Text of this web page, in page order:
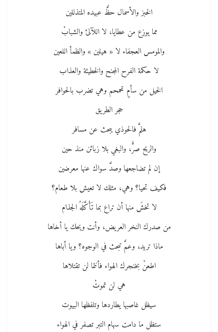
الخبز والأسمال حظُّ عبيده المتذللين
مما يوزع من عطايا، لا اللآلئ والشبابْ
والمومس العجفاء لا « هيلين » والظمأ اللعين
لا حكمة الفرح المجنح والخطيئة والعذاب
الخيل من سأمٍ تحمحم وهي تضرب بالحوافر
حجر الطريق
هلمَّ فالحوذي يبحث عن مسافر
والريح صرٌّ، والبغي بلا زبائن منذ حين
إن لم تضاجعها وصدَّ سواك عنها معرضين
فكيف تحيا؟ وهي، مثلك لا تعيش بلا طعام؟
لا تخشَ منها أن تراع بما تَأَكَّلَهُ الجذام
من صدرك النخر العريض، وأنت ويحك يا أخاها
ماذا تريد، وعمَّ تبحث في الوجوه؟ ويا أباها
اطعنْ بخنجرك الهواء فأنتما لن تقتلاها
هي لن تموتْ
سيظل غاصبها يطاردها وتلفظها البيوت
ستظل ما دامت سهام التبر تصفر في الهواء